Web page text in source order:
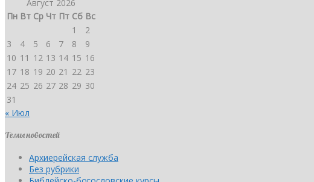
Август 2026
Пн Вт Ср Чт Пт Сб Вс
1
2
3
4 5 6 7 8
9
10 11 12 13 14 15 16
17 18 19 20 21 22 23
24 25 26 27 28 29 30
31
« Июл
Темы новостей
Архиерейская служба
Без рубрики